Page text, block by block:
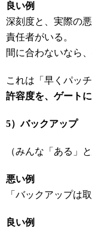
良い例
深刻度と、実際の
責任者がいる。
間に合わないなら、
これは「早くパッ
許容度を、ゲート
5）バックアップ
（みんな「ある」
悪い例
「バックアップは
良い例